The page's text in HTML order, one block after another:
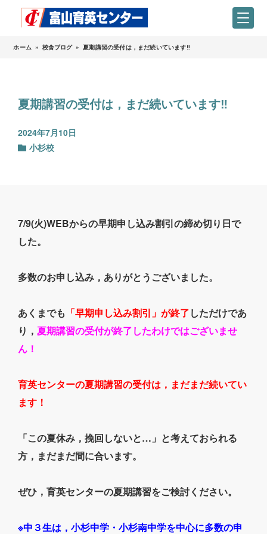
ホーム » 校舎ブログ » 夏期講習の受付は，まだ続いています‼
夏期講習の受付は，まだ続いています‼
2024年7月10日
小杉校
7/9(火)WEBからの早期申し込み割引の締め切り日で
した。
多数のお申し込み，ありがとうございました。
あくまでも 「早期申し込み割引」が終了しただけであ
り， 夏期講習の受付が終了したわけではございませ
ん！
育英センターの夏期講習の受付は，まだまだ続いてい
ます！
「この夏休み，挽回しないと…」と考えておられる
方，まだまだ間に合います。
ぜひ，育英センターの夏期講習をご検討ください。
※中３生は，小杉中学・小杉南中学を中心に多数の申